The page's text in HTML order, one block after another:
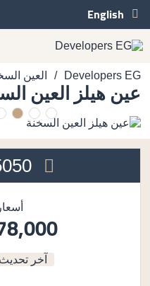
English
Developers EG
/ العين
عين هيلز العين
01158585050
آخر